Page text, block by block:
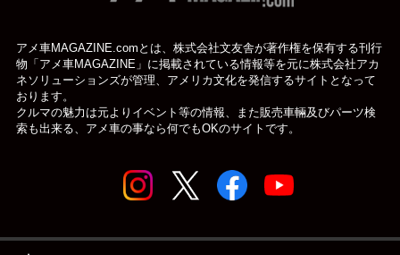
アメ車MAGAZINE.comとは、株式会社文友舎が著作権を保有する刊行
物「アメ車MAGAZINE」に掲載されている情報等を元に株式会社アカ
ネソリューションズが管理、アメリカ文化を発信するサイトとなって
おります。
クルマの魅力は元よりイベント等の情報、また販売車輛及びパーツ検
索も出来る、アメ車の事なら何でもOKのサイトです。